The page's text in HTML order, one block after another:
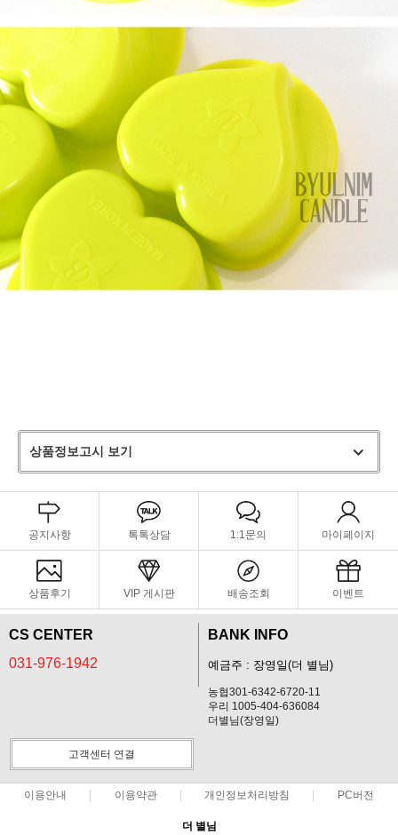
상품정보고시 보기
공지사항 톡톡상담 1:1문의 마이페이지
상품후기 VIP 게시판 배송조회 이벤트
CS CENTER
031-976-1942
BANK INFO
예금주 : 장영일(더 별님)
농협301-6342-6720-11
우리 1005-404-636084
더별님(장영일)
고객센터 연결
이용안내 이용약관 개인정보처리방침 PC버전
더 별님